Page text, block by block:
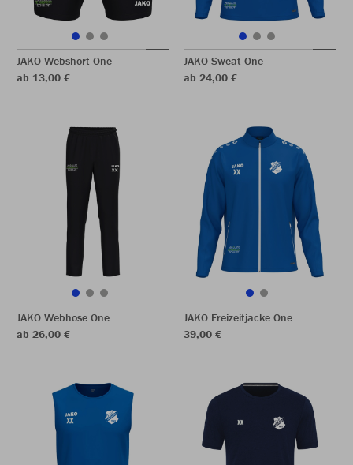
JAKO Webshort One
ab 13,00 €
JAKO Sweat One
ab 24,00 €
JAKO Webhose One
ab 26,00 €
JAKO Freizeitjacke One
39,00 €